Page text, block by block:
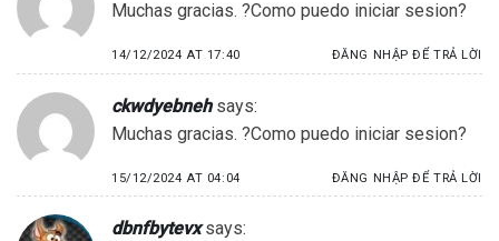
Muchas gracias. ?Como puedo iniciar sesion?
14/12/2024 AT 17:40 ĐĂNG NHẬP ĐỂ TRẢ LỜI
ckwdyebneh says:
Muchas gracias. ?Como puedo iniciar sesion?
15/12/2024 AT 04:04 ĐĂNG NHẬP ĐỂ TRẢ LỜI
dbnfbytevx says: